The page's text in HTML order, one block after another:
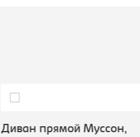
Диван прямой Муссон,